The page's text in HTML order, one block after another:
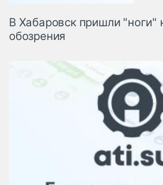
В Хабаровск пришли "ноги"
обозрения